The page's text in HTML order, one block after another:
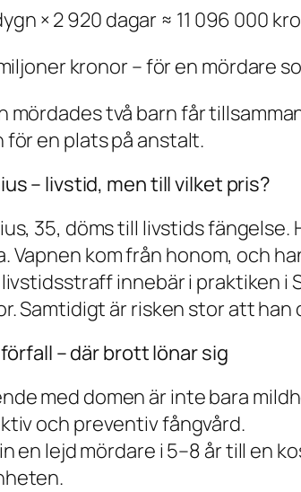
× 2 920 dagar ≈ 11 096 000
kronor – för en mördare
mördades två barn får
en plats på anstalt.
– livstid, men till vilket pris?
35, döms till livstids
Vapnen kom från honom, och
innebär i praktiken i
Samtidigt är risken stor att han
– där brott lönar sig
med domen är inte bara
och preventiv fångvård.
en lejd mördare i 5–8 år till en